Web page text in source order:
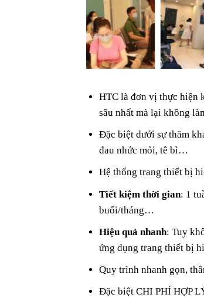
HTC là đơn vị thực hiện
sâu nhất mà lại không
Đặc biệt dưới sự thăm
đau nhức mỏi, tê bì…
Hệ thống trang thiết bị
Tiết kiệm thời gian: 1
buổi/tháng…
Hiệu quả nhanh: Tuy
ứng dụng trang thiết bị
Quy trình nhanh gọn,
Đặc biệt CHI PHÍ HỢP